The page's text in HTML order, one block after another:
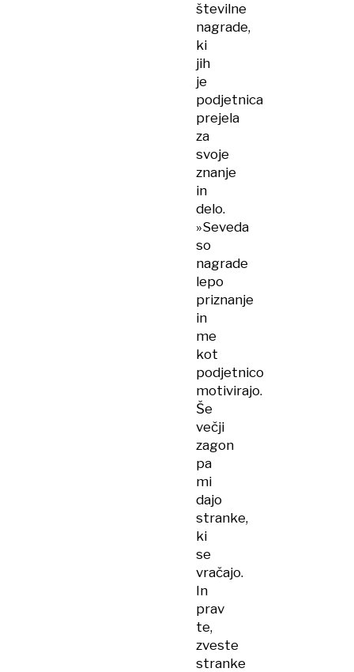
številne
nagrade,
ki
jih
je
podjetnica
prejela
za
svoje
znanje
in
delo.
»Seveda
so
nagrade
lepo
priznanje
in
me
kot
podjetnico
motivirajo.
Še
večji
zagon
pa
mi
dajo
stranke,
ki
se
vračajo.
In
prav
te,
zveste
stranke